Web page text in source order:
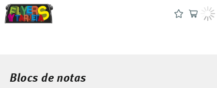
Blocs de notas